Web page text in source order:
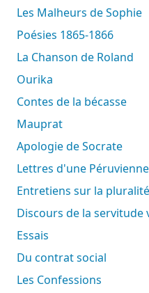
Les Malheurs de Sophie
Poésies 1865-1866
La Chanson de Roland
Ourika
Contes de la bécasse
Mauprat
Apologie de Socrate
Lettres d'une Péruvienne
Entretiens sur la
Discours de la
Essais
Du contrat social
Les Confessions